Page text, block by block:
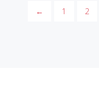
← 1 2